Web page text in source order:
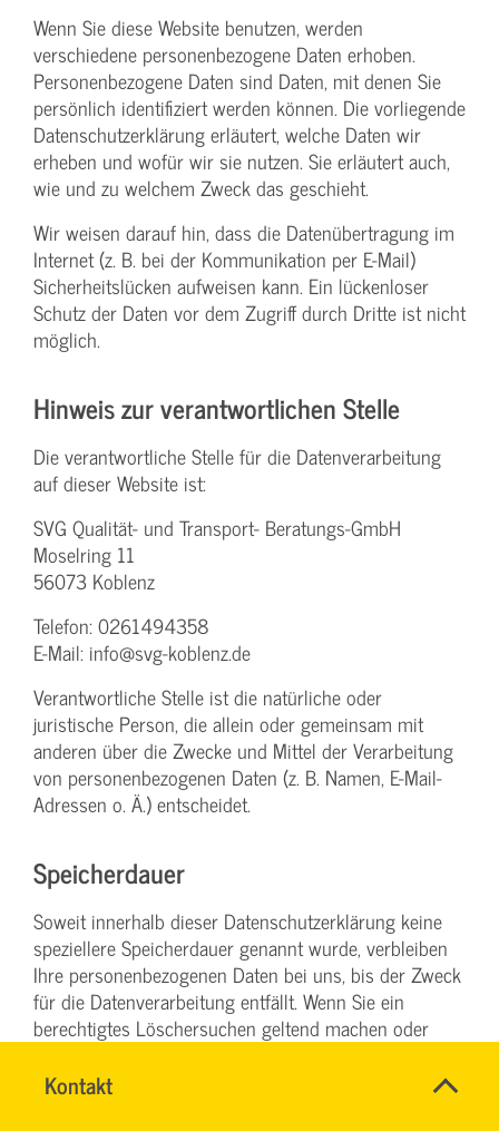
Kontakt
SYBILLE
Name*
Wenn Sie diese Website benutzen, werden
verschiedene personenbezogene Daten erhoben.
Personenbezogene Daten sind Daten, mit denen Sie
persönlich identifiziert werden können. Die vorliegende
Datenschutzerklärung erläutert, welche Daten wir
erheben und wofür wir sie nutzen. Sie erläutert auch,
wie und zu welchem Zweck das geschieht.
Wir weisen darauf hin, dass die Datenübertragung im
Internet (z. B. bei der Kommunikation per E-Mail)
Sicherheitslücken aufweisen kann. Ein lückenloser
Schutz der Daten vor dem Zugriff durch Dritte ist nicht
möglich.
Hinweis zur verantwortlichen Stelle
Die verantwortliche Stelle für die Datenverarbeitung
auf dieser Website ist:
SVG Qualität- und Transport- Beratungs-GmbH
Moselring 11
56073 Koblenz
Telefon: 0261494358
E-Mail: info@svg-koblenz.de
Verantwortliche Stelle ist die natürliche oder
juristische Person, die allein oder gemeinsam mit
anderen über die Zwecke und Mittel der Verarbeitung
von personenbezogenen Daten (z. B. Namen, E-Mail-
Adressen o. Ä.) entscheidet.
Speicherdauer
Soweit innerhalb dieser Datenschutzerklärung keine
speziellere Speicherdauer genannt wurde, verbleiben
Ihre personenbezogenen Daten bei uns, bis der Zweck
für die Datenverarbeitung entfällt. Wenn Sie ein
berechtigtes Löschersuchen geltend machen oder
werden Ihre Daten gelöscht, sofern wir keine anderen